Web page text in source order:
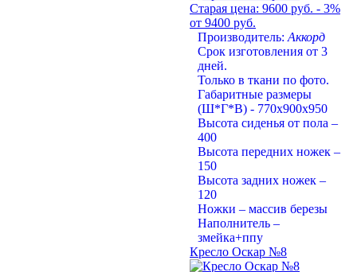
Старая цена: 9600 руб. - 3%
от 9400 руб.
Производитель: Аккорд
Срок изготовления от 3
дней.
Только в ткани по фото.
Габаритные размеры
(Ш*Г*В) - 770х900х950
Высота сиденья от пола –
400
Высота передних ножек –
150
Высота задних ножек –
120
Ножки – массив березы
Наполнитель –
змейка+ппу
Кресло Оскар №8